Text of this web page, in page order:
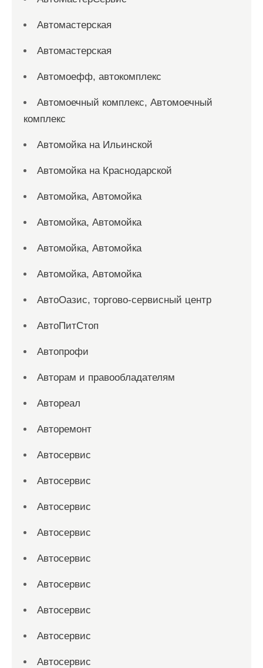
Автомастерская
Автомастерская
Автомоефф, автокомплекс
Автомоечный комплекс, Автомоечный
комплекс
Автомойка на Ильинской
Автомойка на Краснодарской
Автомойка, Автомойка
Автомойка, Автомойка
Автомойка, Автомойка
Автомойка, Автомойка
АвтоОазис, торгово-сервисный центр
АвтоПитСтоп
Автопрофи
Авторам и правообладателям
Автореал
Авторемонт
Автосервис
Автосервис
Автосервис
Автосервис
Автосервис
Автосервис
Автосервис
Автосервис
Автосервис